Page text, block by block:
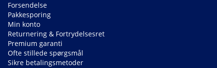
Forsendelse
Pakkesporing
Min konto
Returnering & Fortrydelsesret
Premium garanti
Ofte stillede spørgsmål
Sikre betalingsmetoder